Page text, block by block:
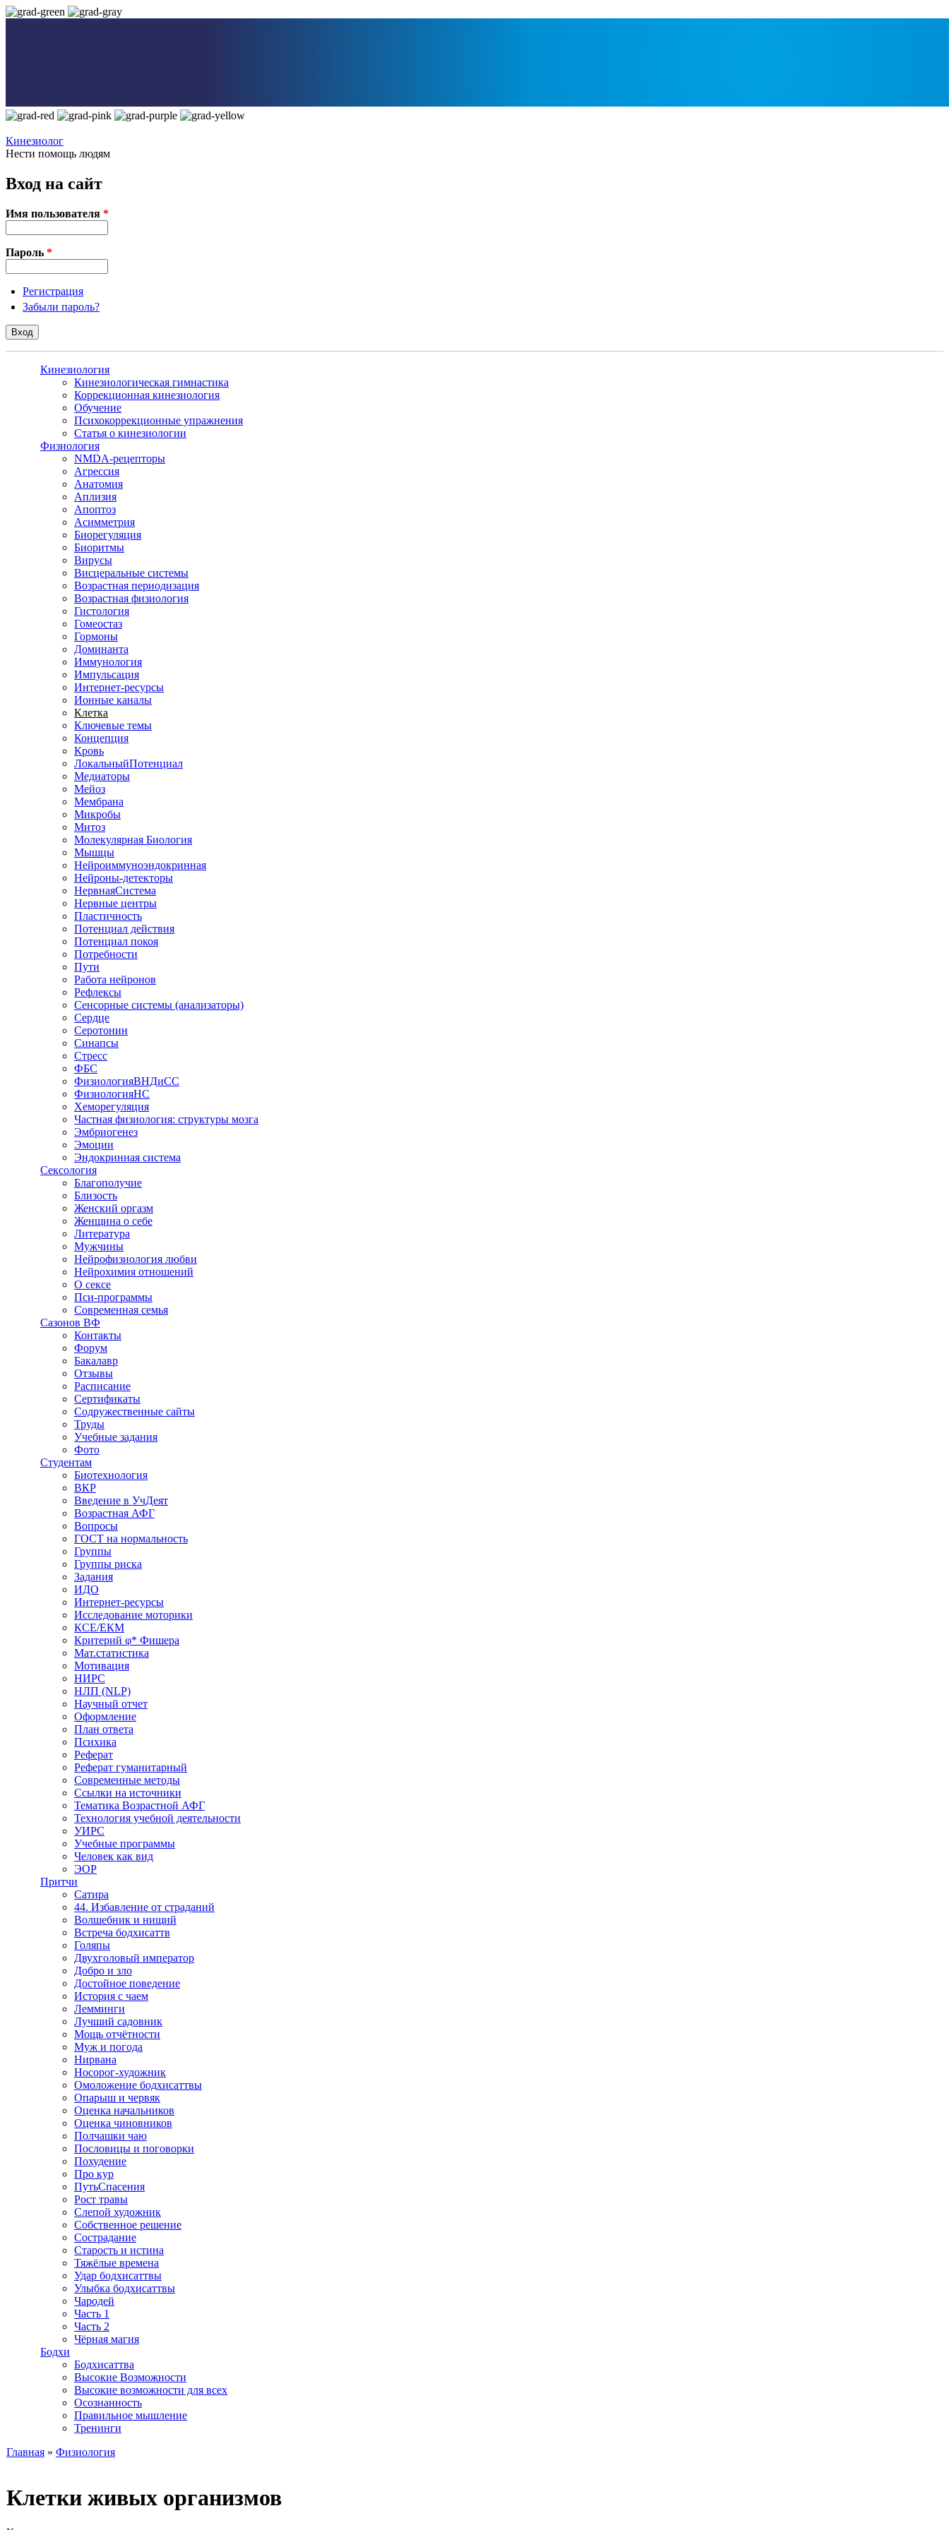
Перейти к основному содержанию
Кинезиолог
Нести помощь людям
Вход на сайт
Имя пользователя *
Пароль *
Регистрация
Забыли пароль?
Кинезиология
Кинезиологическая гимнастика
Коррекционная кинезиология
Обучение
Психокоррекционные упражнения
Статья о кинезиологии
Физиология
NMDA-рецепторы
Агрессия
Анатомия
Аплизия
Апоптоз
Асимметрия
Биорегуляция
Биоритмы
Вирусы
Висцеральные системы
Возрастная периодизация
Возрастная физиология
Гистология
Гомеостаз
Гормоны
Доминанта
Иммунология
Импульсация
Интернет-ресурсы
Ионные каналы
Клетка
Ключевые темы
Концепция
Кровь
ЛокальныйПотенциал
Медиаторы
Мейоз
Мембрана
Микробы
Митоз
Молекулярная Биология
Мышцы
Нейроиммуноэндокринная
Нейроны-детекторы
НервнаяСистема
Нервные центры
Пластичность
Потенциал действия
Потенциал покоя
Потребности
Пути
Работа нейронов
Рефлексы
Сенсорные системы (анализаторы)
Сердце
Серотонин
Синапсы
Стресс
ФБС
ФизиологияВНДиСС
ФизиологияНС
Хеморегуляция
Частная физиология: структуры мозга
Эмбриогенез
Эмоции
Эндокринная система
Сексология
Благополучие
Близость
Женский оргазм
Женщина о себе
Литература
Мужчины
Нейрофизиология любви
Нейрохимия отношений
О сексе
Пси-программы
Современная семья
Сазонов ВФ
Контакты
Форум
Бакалавр
Отзывы
Расписание
Сертификаты
Содружественные сайты
Труды
Учебные задания
Фото
Студентам
Биотехнология
ВКР
Введение в УчДеят
Возрастная АФГ
Вопросы
ГОСТ на нормальность
Группы
Группы риска
Задания
ИДО
Интернет-ресурсы
Исследование моторики
КСЕ/ЕКМ
Критерий φ* Фишера
Мат.статистика
Мотивация
НИРС
НЛП (NLP)
Научный отчет
Оформление
План ответа
Психика
Реферат
Реферат гуманитарный
Современные методы
Ссылки на источники
Тематика Возрастной АФГ
Технология учебной деятельности
УИРС
Учебные программы
Человек как вид
ЭОР
Притчи
Сатира
44. Избавление от страданий
Волшебник и нищий
Встреча бодхисаттв
Голяпы
Двухголовый император
Добро и зло
Достойное поведение
История с чаем
Лемминги
Лучший садовник
Мощь отчётности
Муж и погода
Нирвана
Носорог-художник
Омоложение бодхисаттвы
Опарыш и червяк
Оценка начальников
Оценка чиновников
Полчашки чаю
Пословицы и поговорки
Похудение
Про кур
ПутьСпасения
Рост травы
Слепой художник
Собственное решение
Сострадание
Старость и истина
Тяжёлые времена
Удар бодхисаттвы
Улыбка бодхисаттвы
Чародей
Часть 1
Часть 2
Чёрная магия
Бодхи
Бодхисаттва
Высокие Возможности
Высокие возможности для всех
Осознанность
Правильное мышление
Тренинги
Главная » Физиология
Клетки живых организмов